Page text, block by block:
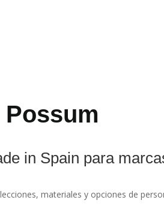
in Spain para
materiales y opciones de